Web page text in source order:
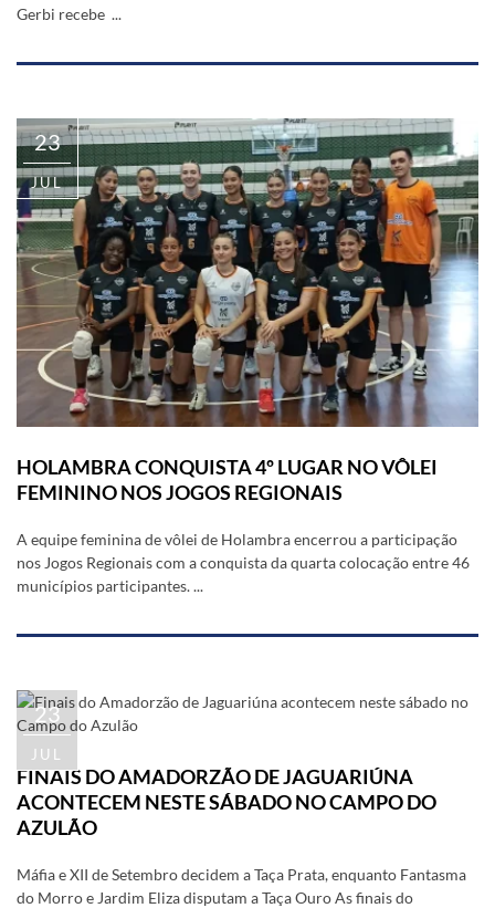
Gerbi recebe ...
23
JUL
HOLAMBRA CONQUISTA 4º LUGAR NO VÔLEI
FEMININO NOS JOGOS REGIONAIS
A equipe feminina de vôlei de Holambra encerrou a participação
nos Jogos Regionais com a conquista da quarta colocação entre 46
municípios participantes. ...
23
JUL
FINAIS DO AMADORZÃO DE JAGUARIÚNA
ACONTECEM NESTE SÁBADO NO CAMPO DO
AZULÃO
Máfia e XII de Setembro decidem a Taça Prata, enquanto Fantasma
do Morro e Jardim Eliza disputam a Taça Ouro As finais do